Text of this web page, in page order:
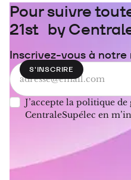
Pour suivre
21st by
Inscrivez-vous à
J’accepte la politique de
CentraleSupélec en